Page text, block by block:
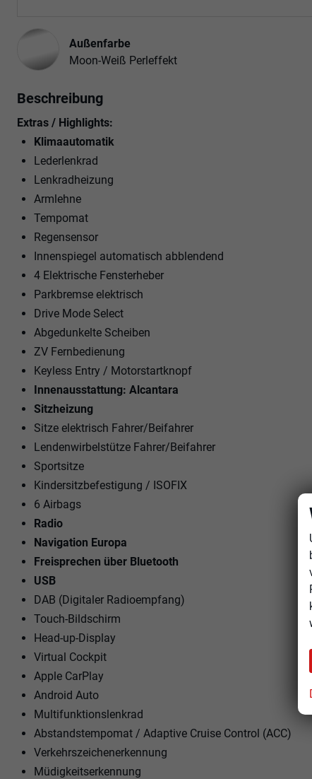
Außenfarbe
Moon-Weiß Perleffekt
Beschreibung
Extras / Highlights:
Klimaautomatik
Lederlenkrad
Lenkradheizung
Armlehne
Tempomat
Regensensor
Innenspiegel automatisch abblendend
4 Elektrische Fensterheber
Parkbremse elektrisch
Drive Mode Select
Abgedunkelte Scheiben
ZV Fernbedienung
Keyless Entry / Motorstartknopf
Innenausstattung: Alcantara
Sitzheizung
Sitze elektrisch Fahrer/Beifahrer
Lendenwirbelstütze Fahrer/Beifahrer
Sportsitze
Kindersitzbefestigung / ISOFIX
6 Airbags
Radio
Navigation Europa
Freisprechen über Bluetooth
USB
DAB (Digitaler Radioempfang)
Touch-Bildschirm
Head-up-Display
Virtual Cockpit
Apple CarPlay
Android Auto
Multifunktionslenkrad
Abstandstempomat / Adaptive Cruise Control (ACC)
Verkehrszeichenerkennung
Müdigkeitserkennung